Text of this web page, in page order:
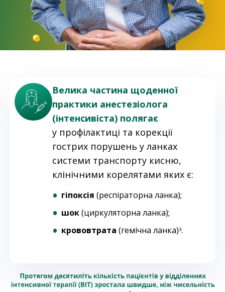
Велика частина щоденної
практики анестезіолога
(інтенсивіста) полягає
у профілактиці та корекції
гострих порушень у ланках
системи транспорту кисню,
клінічними корелятами яких є:
гіпоксія (респіраторна ланка);
шок(циркуляторна ланка);
крововтрата (гемічна ланка)3.